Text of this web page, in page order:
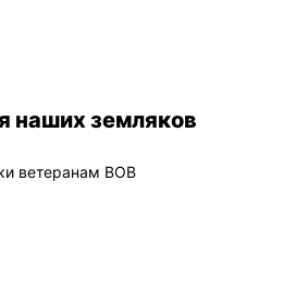
наших земляков